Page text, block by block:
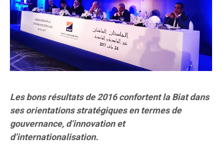
Les bons résultats de 2016 confortent la Biat dans
ses orientations stratégiques en termes de
gouvernance, d’innovation et
d’internationalisation.